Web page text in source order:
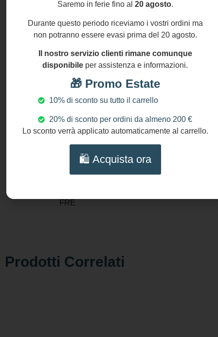
tradizione siciliana e
stile contemporaneo.
MATERIALI
Perle di fiume
Ceramica
Acciaio inox
dorato
DIMENSIONI
Lunghezza collana: 60
FRE
resi
14
Prodotti Correlati
Saremo in ferie fino al 20 agosto.
Durante questo periodo riceviamo i vostri ordini ma
non potranno essere evasi prima del 20 agosto.
Il nostro servizio clienti rimane comunque
disponibile per assistenza e informazioni.
🎁 Promo Estate
10% di sconto su tutto il carrello
20% di sconto per ordini da almeno 200 €
Lo sconto verrà applicato automaticamente al carrello.
🛍️ Acquista ora